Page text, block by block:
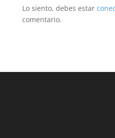
Lo siento, debes estar
comentario.